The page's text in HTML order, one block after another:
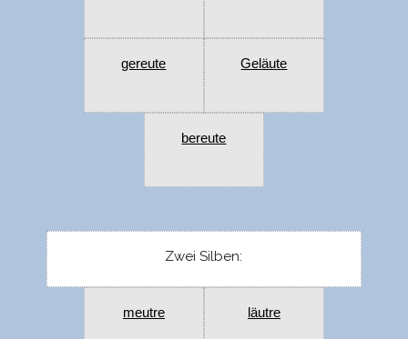
gereute Geläute
bereute
Zwei Silben:
meutre läutre